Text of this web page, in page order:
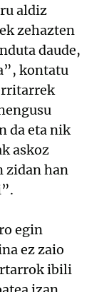
aldiz
zehazten
daude,
kontatu
da eta nik
askoz
zidan han
egin
ez zaio
ibili